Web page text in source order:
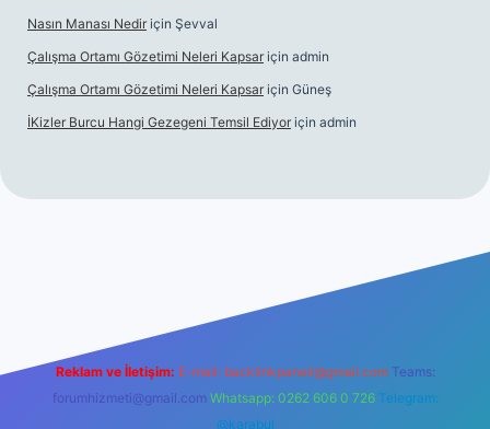
Nasın Manası Nedir için Şevval
Çalışma Ortamı Gözetimi Neleri Kapsar için admin
Çalışma Ortamı Gözetimi Neleri Kapsar için Güneş
İKizler Burcu Hangi Gezegeni Temsil Ediyor için admin
Reklam ve İletişim: E-mail: backlinkpaneli@gmail.com Teams:
forumhizmeti@gmail.com Whatsapp: 0262 606 0 726 Telegram:
@karabul